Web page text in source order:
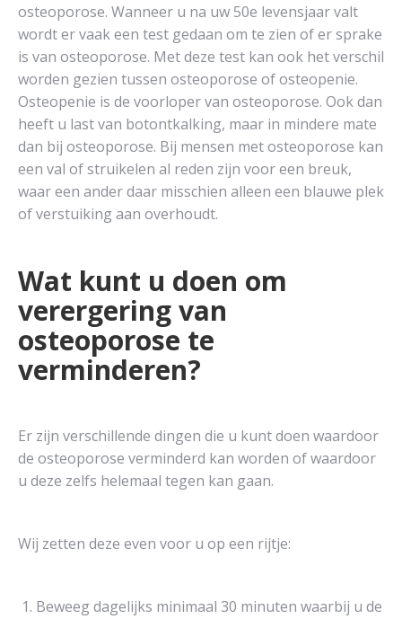
osteoporose. Wanneer u na uw 50e levensjaar valt
wordt er vaak een test gedaan om te zien of er sprake
is van osteoporose. Met deze test kan ook het verschil
worden gezien tussen osteoporose of osteopenie.
Osteopenie is de voorloper van osteoporose. Ook dan
heeft u last van botontkalking, maar in mindere mate
dan bij osteoporose. Bij mensen met osteoporose kan
een val of struikelen al reden zijn voor een breuk,
waar een ander daar misschien alleen een blauwe plek
of verstuiking aan overhoudt.
Wat kunt u doen om
verergering van
osteoporose te
verminderen?
Er zijn verschillende dingen die u kunt doen waardoor
de osteoporose verminderd kan worden of waardoor
u deze zelfs helemaal tegen kan gaan.
Wij zetten deze even voor u op een rijtje:
Beweeg dagelijks minimaal 30 minuten waarbij u de